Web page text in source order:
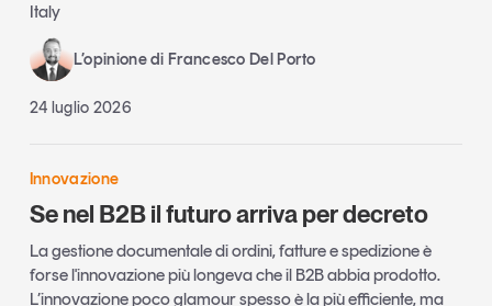
Italy
L’opinione di Francesco Del Porto
24 luglio 2026
Innovazione
Se nel B2B il futuro arriva per decreto
La gestione documentale di ordini, fatture e spedizione è
forse l'innovazione più longeva che il B2B abbia prodotto.
L’innovazione poco glamour spesso è la più efficiente, ma